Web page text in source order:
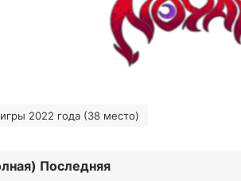
2022 года (38 место)
Последняя